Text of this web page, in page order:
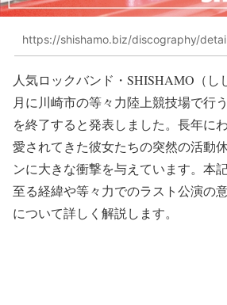
https://shishamo.biz/discography/
人気ロックバンド・SHISHAMO（し
月に川崎市の等々力陸上競技場で行
を終了すると発表しました。長年に
愛されてきた彼女たちの突然の活動
ンに大きな衝撃を与えています。本
至る経緯や等々力でのラスト公演の
について詳しく解説します。